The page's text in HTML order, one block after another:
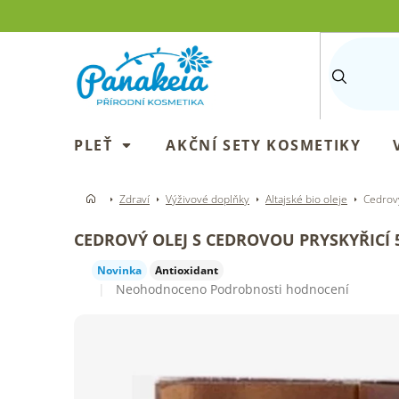
PLEŤ AKČNÍ SETY KOSMETIKY
Zdraví Výživové doplňky Altajské bio oleje
CEDROVÝ OLEJ S CEDROVOU
Novinka Antioxidant
Průměrné
Neohodnoceno Podrobnosti hodnocení